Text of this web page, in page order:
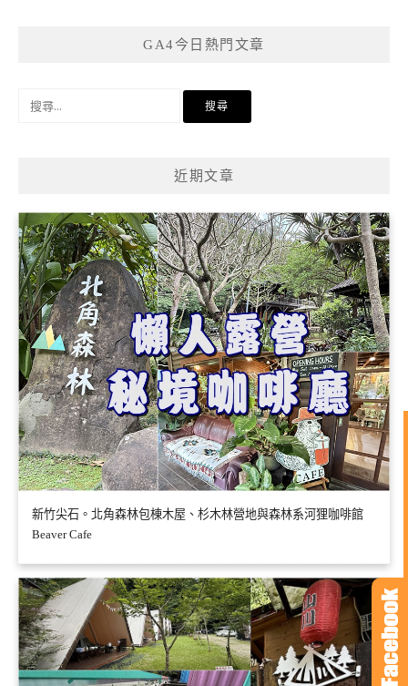
GA4今日熱門文章
近期文章
新竹尖石。北角森林包棟木屋、杉木林營地與森林系河狸咖啡館
Beaver Cafe